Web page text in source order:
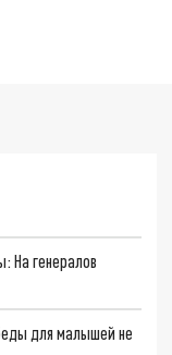
На генералов
для малышей не